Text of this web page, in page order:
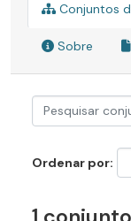
Conjuntos
Sobre
Ordenar por